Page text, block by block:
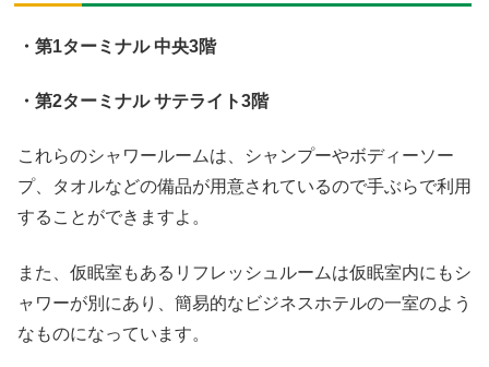
・第1ターミナル 中央3階
・第2ターミナル サテライト3階
これらのシャワールームは、シャンプーやボディーソー
プ、タオルなどの備品が用意されているので手ぶらで利用
することができますよ。
また、仮眠室もあるリフレッシュルームは仮眠室内にもシ
ャワーが別にあり、簡易的なビジネスホテルの一室のよう
なものになっています。